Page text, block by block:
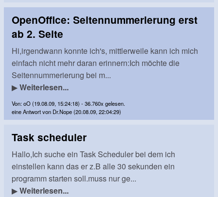
OpenOffice: Seitennummerierung erst
ab 2. Seite
Hi,irgendwann konnte ich's, mittlerweile kann ich mich
einfach nicht mehr daran erinnern:Ich möchte die
Seitennummerierung bei m...
▶Weiterlesen...
Von: oO (19.08.09, 15:24:18) - 36.760x gelesen.
eine Antwort von Dr.Nope (20.08.09, 22:04:29)
Task scheduler
Hallo,Ich suche ein Task Scheduler bei dem ich
einstellen kann das er z.B alle 30 sekunden ein
programm starten soll.muss nur ge...
▶Weiterlesen...